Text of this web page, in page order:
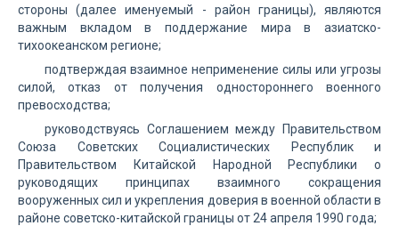
стороны (далее именуемый - район границы), являются
важным вкладом в поддержание мира в азиатско-
тихоокеанском регионе;
подтверждая взаимное неприменение силы или угрозы
силой, отказ от получения одностороннего военного
превосходства;
руководствуясь Соглашением между Правительством
Союза Советских Социалистических Республик и
Правительством Китайской Народной Республики о
руководящих принципах взаимного сокращения
вооруженных сил и укрепления доверия в военной области в
районе советско-китайской границы от 24 апреля 1990 года;